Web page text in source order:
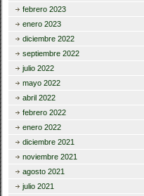
febrero 2023
enero 2023
diciembre 2022
septiembre 2022
julio 2022
mayo 2022
abril 2022
febrero 2022
enero 2022
diciembre 2021
noviembre 2021
agosto 2021
julio 2021